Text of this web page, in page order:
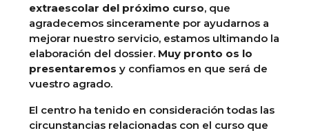
extraescolar del próximo curso, que
agradecemos sinceramente por ayudarnos a
mejorar nuestro servicio, estamos ultimando la
elaboración del dossier. Muy pronto os lo
presentaremos y confiamos en que será de
vuestro agrado.
El centro ha tenido en consideración todas las
circunstancias relacionadas con el curso que